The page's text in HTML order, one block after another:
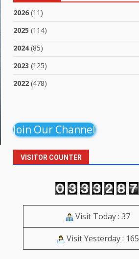
2026 (11)
2025 (114)
2024(85)
2023 (125)
2022 (478)
Join Our Channel
VISITOR COUNTER
Visit Today : 37
Visit Yesterday : 165